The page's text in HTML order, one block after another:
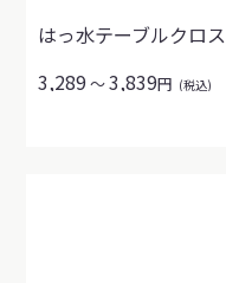
はっ水テーブルクロス
3,289～3,839円 (税込)